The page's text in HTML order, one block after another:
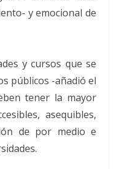
y emocional de
y cursos que se
públicos -añadió el
tener la mayor
asequibles,
de por medio e